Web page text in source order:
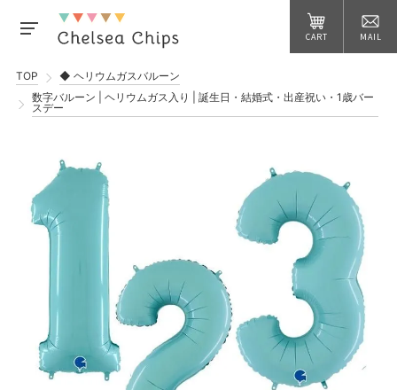
CART MAIL
TOP
◆ ヘリウムガスバルーン
数字バルーン | ヘリウムガス入り | 誕生日・結婚式・出産祝い・1歳バー
スデー